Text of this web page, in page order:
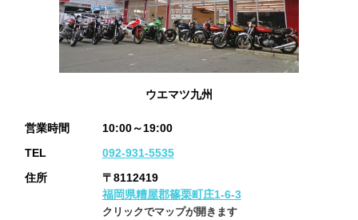
ウエマツ九州
営業時間
10:00～19:00
TEL
092-931-5535
住所
〒8112419
福岡県糟屋郡篠栗町庄1-6-3
クリックでマップが開きます